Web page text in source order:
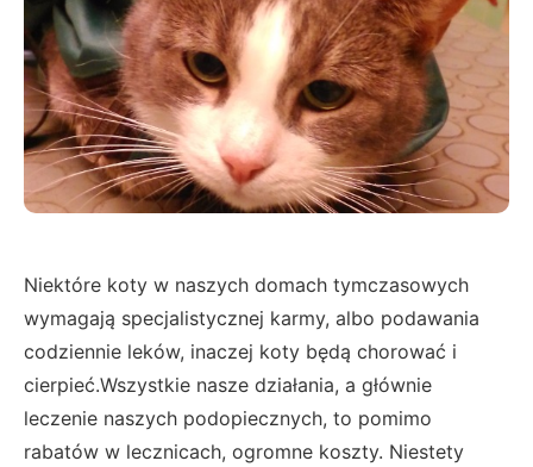
Niektóre koty w naszych domach tymczasowych
wymagają specjalistycznej karmy, albo podawania
codziennie leków, inaczej koty będą chorować i
cierpieć.Wszystkie nasze działania, a głównie
leczenie naszych podopiecznych, to pomimo
rabatów w lecznicach, ogromne koszty. Niestety